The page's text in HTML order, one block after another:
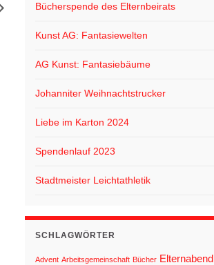
Bücherspende des Elternbeirats
Kunst AG: Fantasiewelten
AG Kunst: Fantasiebäume
Johanniter Weihnachtstrucker
Liebe im Karton 2024
Spendenlauf 2023
Stadtmeister Leichtathletik
SCHLAGWÖRTER
Advent Arbeitsgemeinschaft Bücher Elternabend